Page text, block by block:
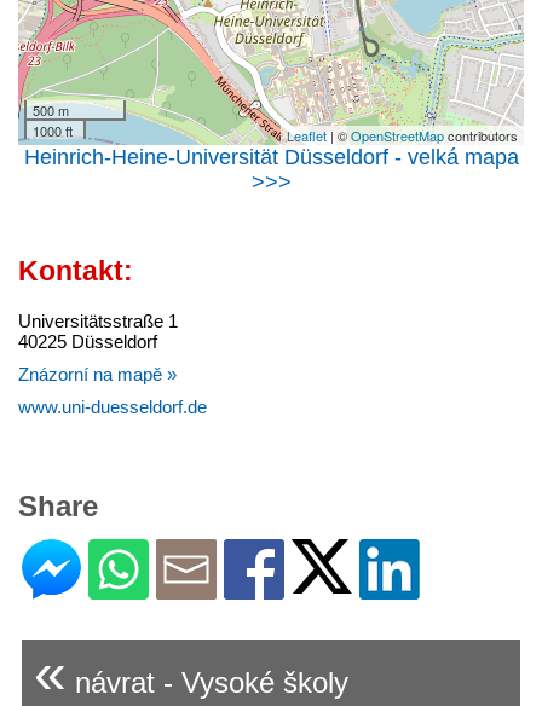
500 m
1000 ft
Leaflet | ©OpenStreetMapcontributors
Heinrich-Heine-Universität Düsseldorf - velká mapa
>>>
Kontakt:
Universitätsstraße 1
40225 Düsseldorf
Znázorní na mapě »
www.uni-duesseldorf.de
Share
« návrat - Vysoké školy